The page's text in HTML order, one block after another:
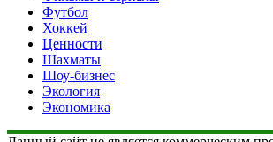
Футбол
Хоккей
Ценности
Шахматы
Шоу-бизнес
Экология
Экономика